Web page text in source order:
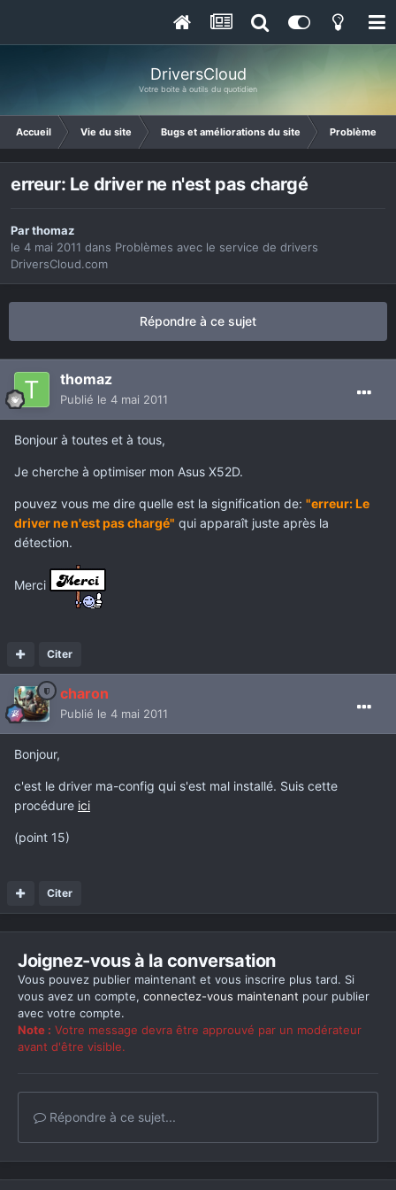
DriversCloud
Votre boite à outils du quotidien
Accueil Vie du site Bugs et améliorations du site Problèmes
erreur: Le driver ne n'est pas chargé
Parthomaz
le 4 mai 2011 dans Problèmes avec le service de drivers
DriversCloud.com
Répondre à ce sujet
thomaz
Publié le 4 mai 2011
Bonjour à toutes et à tous,
Je cherche à optimiser mon Asus X52D.
pouvez vous me dire quelle est la signification de: "erreur: Le
driver ne n'est pas chargé" qui apparaît juste après la
détection.
Merci
Citer
charon
Publié le 4 mai 2011
Bonjour,
c'est le driver ma-config qui s'est mal installé. Suis cette
procédure ici
(point 15)
Citer
Joignez-vous à la conversation
Vous pouvez publier maintenant et vous inscrire plus tard. Si
vous avez un compte, connectez-vous maintenant pour publier
avec votre compte.
Note : Votre message devra être approuvé par un modérateur
avant d'être visible.
Répondre à ce sujet...